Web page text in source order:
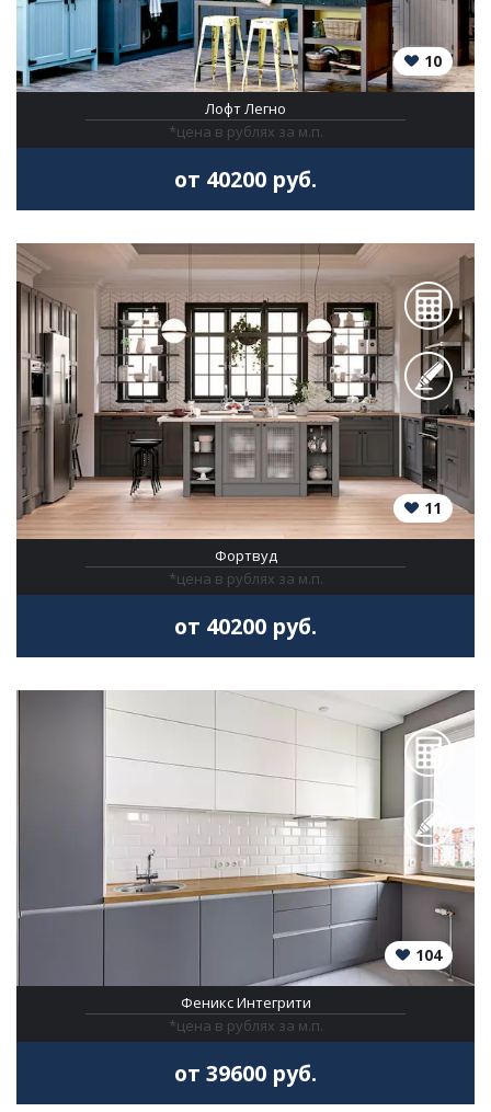
10
Лофт Легно
*цена в рублях за м.п.
от 40200 руб.
11
Фортвуд
*цена в рублях за м.п.
от 40200 руб.
104
Феникс Интегрити
*цена в рублях за м.п.
от 39600 руб.